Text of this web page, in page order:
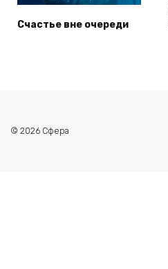
Счастье вне очереди
© 2026 Сфера